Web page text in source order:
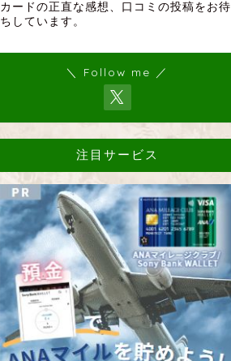
カードの正直な感想、口コミの投稿をお待
ちしています。
＼ Follow me ／
注目サービス